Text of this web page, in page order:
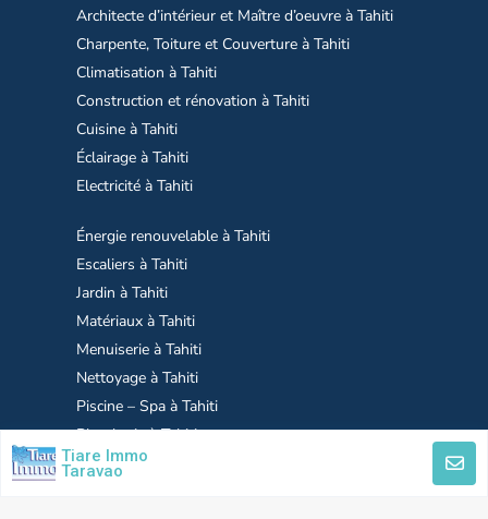
Architecte d’intérieur et Maître d’oeuvre à Tahiti
Charpente, Toiture et Couverture à Tahiti
Climatisation à Tahiti
Construction et rénovation à Tahiti
Cuisine à Tahiti
Éclairage à Tahiti
Electricité à Tahiti
Énergie renouvelable à Tahiti
Escaliers à Tahiti
Jardin à Tahiti
Matériaux à Tahiti
Menuiserie à Tahiti
Nettoyage à Tahiti
Piscine – Spa à Tahiti
Plomberie à Tahiti
Sol, mur, plafond à Tahiti
Tiare Immo
Taravao